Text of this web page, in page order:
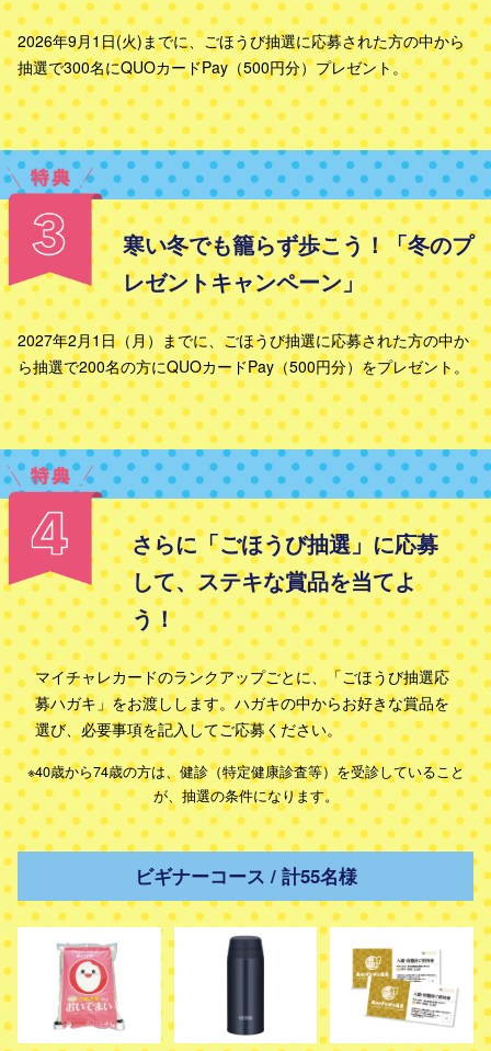
2026年9月1日(火)までに、ごほうび抽選に応募された方の中から
抽選で300名にQUOカードPay（500円分）プレゼント。
寒い冬でも籠らず歩こう！「冬のプ
レゼントキャンペーン」
2027年2月1日（月）までに、ごほうび抽選に応募された方の中か
ら抽選で200名の方にQUOカードPay（500円分）をプレゼント。
さらに「ごほうび抽選」に応募
して、ステキな賞品を当てよ
う！
マイチャレカードのランクアップごとに、「ごほうび抽選応
募ハガキ」をお渡しします。ハガキの中からお好きな賞品を
選び、必要事項を記入してご応募ください。
※40歳から74歳の方は、健診（特定健康診査等）を受診していること
が、抽選の条件になります。
ビギナーコース / 計55名様